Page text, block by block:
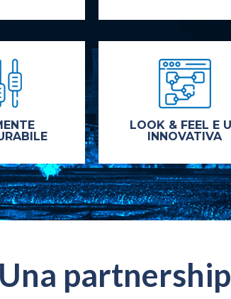
LOOK & FEEL E
INNOVATIVA
Una